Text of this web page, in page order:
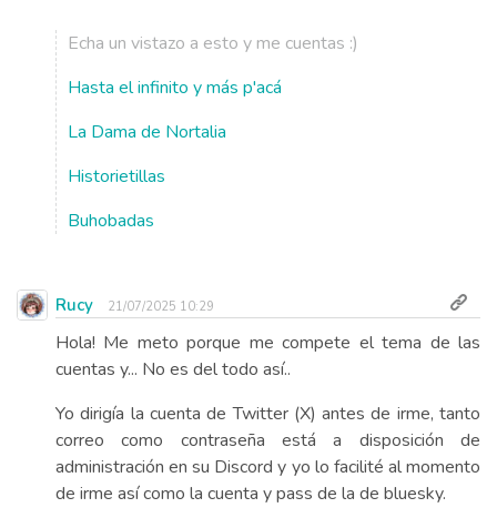
Echa un vistazo a esto y me cuentas :)
Hasta el infinito y más p'acá
La Dama de Nortalia
Historietillas
Buhobadas
Rucy 21/07/2025 10:29
Hola! Me meto porque me compete el tema de las
cuentas y... No es del todo así..
Yo dirigía la cuenta de Twitter (X) antes de irme, tanto
correo como contraseña está a disposición de
administración en su Discord y yo lo facilité al momento
de irme así como la cuenta y pass de la de bluesky.